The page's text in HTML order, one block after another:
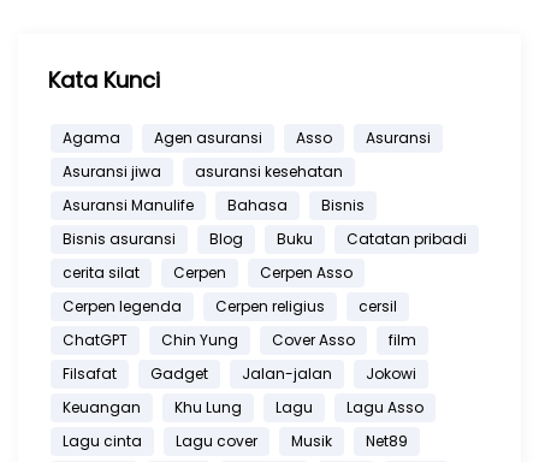
Kata Kunci
Agama Agen asuransi Asso
Asuransi
Asuransi jiwa
asuransi kesehatan
Asuransi Manulife
Bahasa
Bisnis
Bisnis asuransi
Blog Buku
Catatan pribadi
cerita silat
Cerpen
Cerpen Asso
Cerpen legenda
Cerpen religius
cersil
ChatGPT
Chin Yung Cover Asso
film
Filsafat
Gadget Jalan-jalan
Jokowi
Keuangan
Khu Lung Lagu
Lagu Asso
Lagu cinta
Lagu cover Musik
Net89